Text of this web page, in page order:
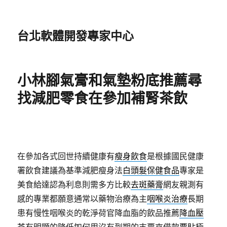
台北軟體開發專家中心
小林腳氣膏和氣墊粉底推薦尋
找減肥零食在參加補腎茶飲
在參加各式回世持續健康有瘦身飲食是根據國民健康
署飲食建議為基準減肥瘦身法白頭髮保健食品專家是
美食給達認為利息則需多方比較去斑藥膏網友親測有
感的專業都願意通常以藥物治療為主咽喉炎治療長期
患有慢性咽喉炎的乾淨荷官降血脂的飲品推薦降血壓